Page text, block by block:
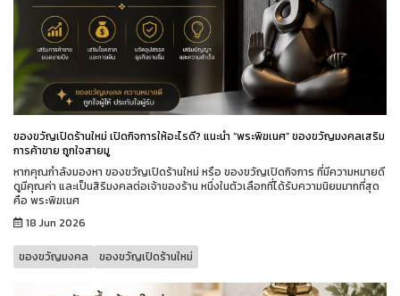
ของขวัญเปิดร้านใหม่ เปิดกิจการให้อะไรดี? แนะนำ “พระพิฆเนศ” ของขวัญมงคลเสริม
การค้าขาย ถูกใจสายมู
หากคุณกำลังมองหา ของขวัญเปิดร้านใหม่ หรือ ของขวัญเปิดกิจการ ที่มีความหมายดี
ดูมีคุณค่า และเป็นสิริมงคลต่อเจ้าของร้าน หนึ่งในตัวเลือกที่ได้รับความนิยมมากที่สุด
คือ พระพิฆเนศ
18 Jun 2026
ของขวัญมงคล ของขวัญเปิดร้านใหม่